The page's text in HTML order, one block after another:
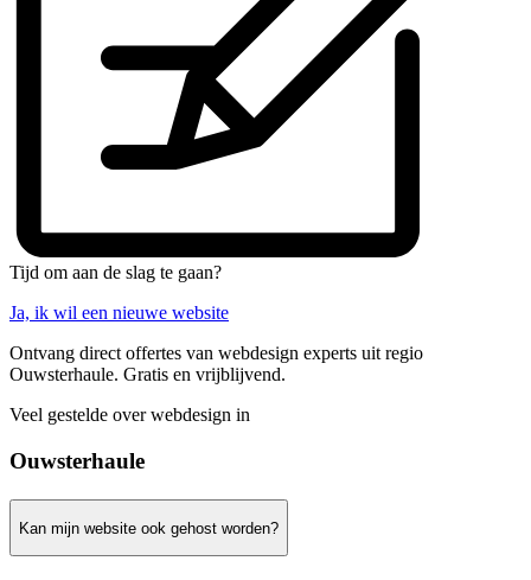
Tijd om aan de slag te gaan?
Ja, ik wil een nieuwe website
Ontvang direct offertes van webdesign experts uit regio
Ouwsterhaule. Gratis en vrijblijvend.
Veel gestelde over webdesign in
Ouwsterhaule
Kan mijn website ook gehost worden?